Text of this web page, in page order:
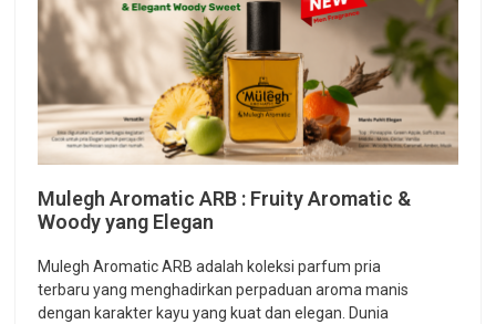
Mulegh Aromatic ARB : Fruity Aromatic &
Woody yang Elegan
Mulegh Aromatic ARB adalah koleksi parfum pria
terbaru yang menghadirkan perpaduan aroma manis
dengan karakter kayu yang kuat dan elegan. Dunia